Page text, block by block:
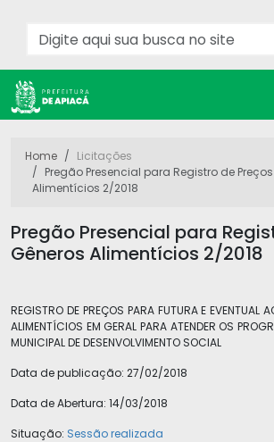
Home
Licitações
Pregão Presencial para Registro de
Alimentícios 2/2018
Pregão Presencial para
Gêneros Alimentícios 2/2018
REGISTRO DE PREÇOS PARA FUTURA E EVENTUAL
ALIMENTÍCIOS EM GERAL PARA ATENDER OS
MUNICIPAL DE DESENVOLVIMENTO SOCIAL
Data de publicação: 27/02/2018
Data de Abertura: 14/03/2018
Situação: Sessão realizada